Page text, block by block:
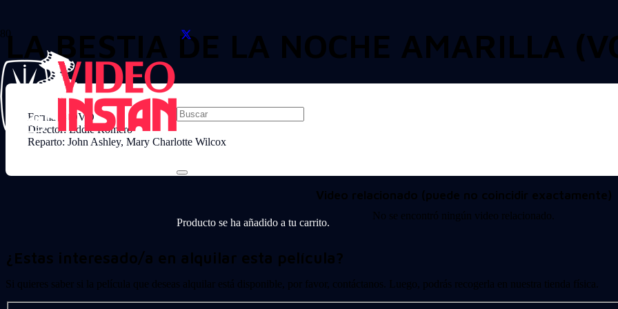
Producto se ha añadido a tu carrito.
LA BESTIA DE LA NOCHE AMARILLA
Formato: DVD
Director: Eddie Romero
Reparto: John Ashley, Mary Charlotte Wilcox
Video relacionado (puede no coincidir exactamente)
No se encontró ningún video relacionado.
¿Estas interesado/a en alquilar esta película?
Si quieres saber si la película que deseas alquilar está disponible, por favor, contáctanos. Luego, podrás recogerla en nuestra tienda física.